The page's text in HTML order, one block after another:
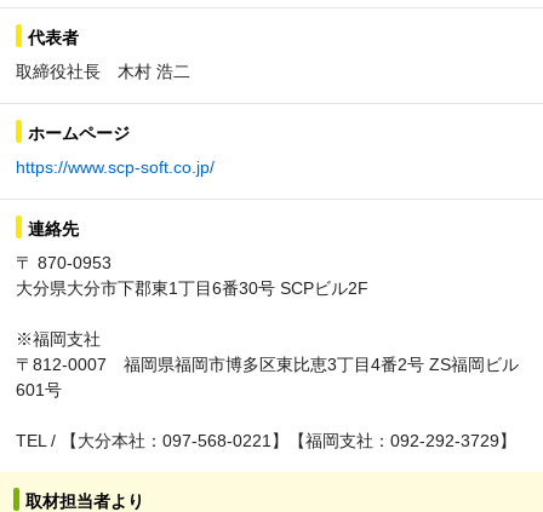
代表者
取締役社長 木村 浩二
ホームページ
https://www.scp-soft.co.jp/
連絡先
〒 870-0953
大分県大分市下郡東1丁目6番30号 SCPビル2F
※福岡支社
〒812-0007 福岡県福岡市博多区東比恵3丁目4番2号 ZS福岡ビル
601号
TEL / 【大分本社：097-568-0221】【福岡支社：092-292-3729】
取材担当者より